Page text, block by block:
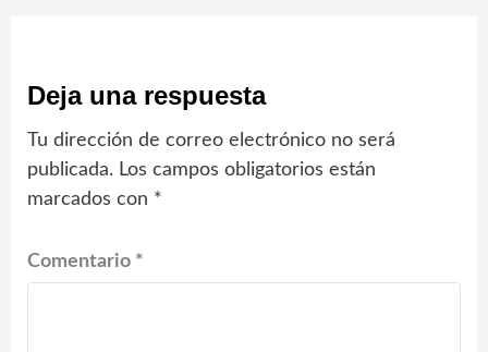
Deja una respuesta
Tu dirección de correo electrónico no será
publicada. Los campos obligatorios están
marcados con *
Comentario *